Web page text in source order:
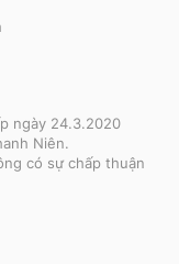
ngày 24.3.2020
Niên.
có sự chấp thuận